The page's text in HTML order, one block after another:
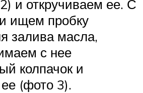
и откручиваем ее. С
ищем пробку
залива масла,
с нее
колпачок и
(фото 3).